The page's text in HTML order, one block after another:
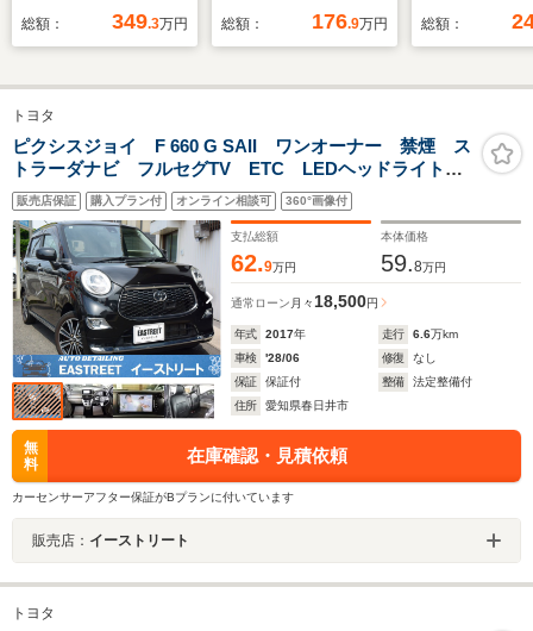
メラシステム・ワイヤ
ドライビングビーム・
渋滞追従機能付アダプ
ティブクルーズコント
ロール・ビルトイン
ETC2.0
総額： 349.3万円
全装置/両側電動スラ
ドランプ
続/ETC/EBD付ABS/横
滑り防止装置
総額： 176.9万円
バックカメ
軽減ブレーキ
ドリングス
LEDライト
総額：
トヨタ
ピクシスジョイ F 660 G SAII ワンオーナー 禁煙 ス
トラーダナビ フルセグTV ETC LEDヘッドライト
革調シートカバー アイドリングストップ プッシュス
タート オートエアコン フロアマット サイドバイザ
ー
販売店保証 購入プラン付 オンライン相談可 360°画像付
支払総額
62.9万円
本体価格
59.8万円
通常ローン 月々 18,500円
年式 2017年 走行 6.6万km
車検
'28/06 修復
なし
保証
保証付 整備
法定整備付
住所
愛知県春日井市
無
料
在庫確認・見積依頼
カーセンサーアフター保証がBプランに付いています
販売店： イーストリート
トヨタ